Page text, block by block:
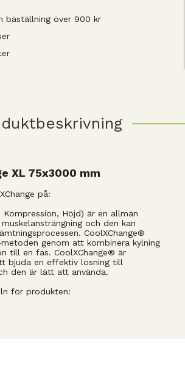
bäställning över 900 kr
XL 75x3000 mm
på:
Kompression, Höjd) är en allmän
och den kan
CoolXChange®
metoden genom att kombinera kylning
till en fas. CoolXChange® är
bjuda en effektiv lösning till
den är lätt att använda.
för produkten: